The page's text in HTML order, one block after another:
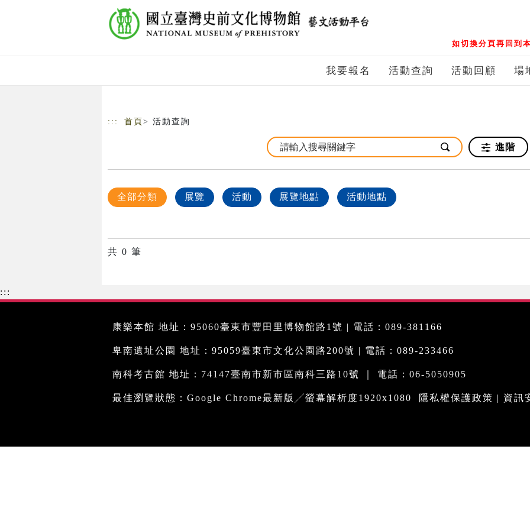
如切換分頁再回到
我要報名 活動查詢 活動回顧 場
::: 首頁 > 活動查詢
進階
全部分類 展覽 活動 展覽地點 活動地點
共 0 筆
:::
康樂本館 地址：95060臺東市豐田里博物館路1號 | 電話：089-381166
卑南遺址公園 地址：95059臺東市文化公園路200號 | 電話：089-233466
南科考古館 地址：74147臺南市新市區南科三路10號 ｜ 電話：06-5050905
最佳瀏覽狀態：Google Chrome最新版╱螢幕解析度1920x1080 隱私權保護政策 | 資訊